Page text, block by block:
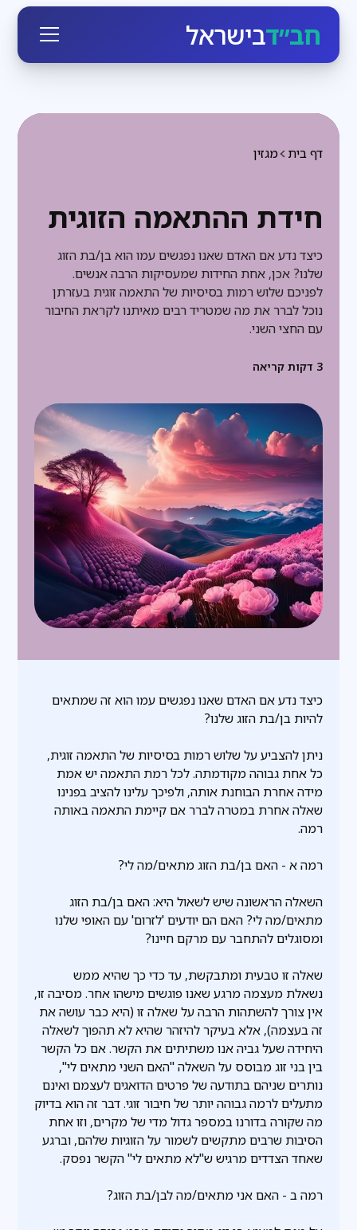
חב״דבישראל
מגזין דף בית
חידת ההתאמה הזוגית
כיצד נדע אם האדם שאנו נפגשים עמו הוא בן/בת הזוג
שלנו? אכן, אחת החידות שמעסיקות הרבה אנשים.
לפניכם שלוש רמות בסיסיות של התאמה זוגית בעזרתן
נוכל לברר את מה שמטריד רבים מאיתנו לקראת החיבור
עם החצי השני.
3 דקות קריאה
כיצד נדע אם האדם שאנו נפגשים עמו הוא זה שמתאים
להיות בן/בת הזוג שלנו?
ניתן להצביע על שלוש רמות בסיסיות של התאמה זוגית,
כל אחת גבוהה מקודמתה. לכל רמת התאמה יש אמת
מידה אחרת הבוחנת אותה, ולפיכך עלינו להציב בפנינו
שאלה אחרת במטרה לברר אם קיימת התאמה באותה
רמה.
רמה א - האם בן/בת הזוג מתאים/מה לי?
השאלה הראשונה שיש לשאול היא: האם בן/בת הזוג
מתאים/מה לי? האם הם יודעים 'לזרום' עם האופי שלנו
ומסוגלים להתחבר עם מרקם חיינו?
שאלה זו טבעית ומתבקשת, עד כדי כך שהיא ממש
נשאלת מעצמה מרגע שאנו פוגשים מישהו אחר. מסיבה זו,
אין צורך להשתהות הרבה על שאלה זו (היא כבר עושה את
זה בעצמה), אלא בעיקר להיזהר שהיא לא תהפוך לשאלה
היחידה שעל גביה אנו משתיתים את הקשר. אם כל הקשר
בין בני זוג מבוסס על השאלה "האם השני מתאים לי",
נותרים שניהם בתודעה של פרטים הדואגים לעצמם ואינם
מתעלים לרמה גבוהה יותר של חיבור זוגי. דבר זה הוא בדיוק
מה שקורה בדורנו במספר גדול מדי של מקרים, וזו אחת
הסיבות שרבים מתקשים לשמור על הזוגיות שלהם, וברגע
שאחד הצדדים מרגיש ש"לא מתאים לי" הקשר נפסק.
רמה ב - האם אני מתאים/מה לבן/בת הזוג?